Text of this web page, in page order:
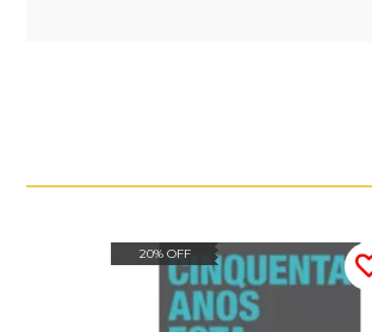
20% OFF